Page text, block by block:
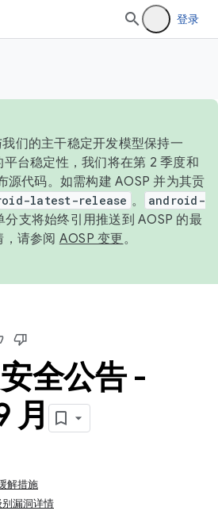
登录
们的主干稳定开发模型保持一
台稳定性，我们将在第 2 季度和
源代码。如需构建 AOSP 并为其贡
latest-release 。
android-
分支将始终引用推送到 AOSP 的最
请参阅 AOSP 变更。
全公告 -
月
解措施
漏洞详情